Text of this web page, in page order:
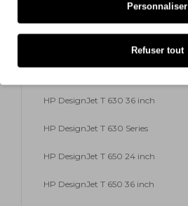
HP DesignJet T 630 36 inch
HP DesignJet T 630 Series
HP DesignJet T 650 24 inch
HP DesignJet T 650 36 inch
Personnaliser
Refuser tout